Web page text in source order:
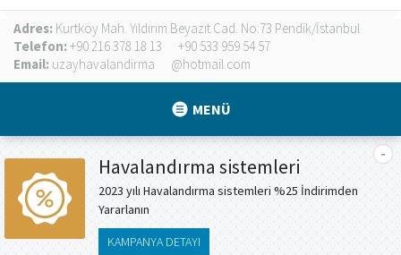
Adres: Kurtköy Mah. Yıldırım Beyazıt Cad. No:73 Pendik/İstanbul
Telefon: +90 216 378 18 13
+90 533 959 54 57
Email: uzayhavalandirma @hotmail.com
MENÜ
Havalandırma sistemleri
2023 yılı Havalandırma sistemleri %25 İndirimden
Yararlanın
KAMPANYA DETAYI